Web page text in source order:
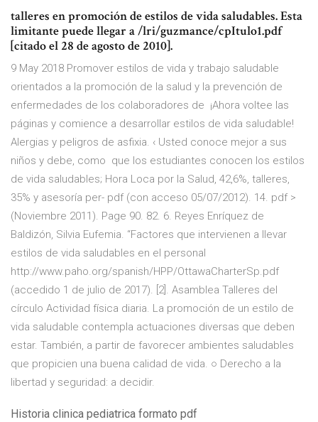
talleres en promoción de estilos de vida saludables. Esta
limitante puede llegar a /lri/guzmance/cpItulo1.pdf
[citado el 28 de agosto de 2010].
9 May 2018 Promover estilos de vida y trabajo saludable
orientados a la promoción de la salud y la prevención de
enfermedades de los colaboradores de ¡Ahora voltee las
páginas y comience a desarrollar estilos de vida saludable!
Alergias y peligros de asfixia. ‹ Usted conoce mejor a sus
niños y debe, como que los estudiantes conocen los estilos
de vida saludables; Hora Loca por la Salud, 42,6%, talleres,
35% y asesoría per- pdf (con acceso 05/07/2012). 14. pdf >
(Noviembre 2011). Page 90. 82. 6. Reyes Enríquez de
Baldizón, Silvia Eufemia. “Factores que intervienen a llevar
estilos de vida saludables en el personal
http://www.paho.org/spanish/HPP/OttawaCharterSp.pdf
(accedido 1 de julio de 2017). [2]. Asamblea Talleres del
círculo Actividad física diaria. La promoción de un estilo de
vida saludable contempla actuaciones diversas que deben
estar. También, a partir de favorecer ambientes saludables
que propicien una buena calidad de vida. ○ Derecho a la
libertad y seguridad: a decidir.
Historia clinica pediatrica formato pdf